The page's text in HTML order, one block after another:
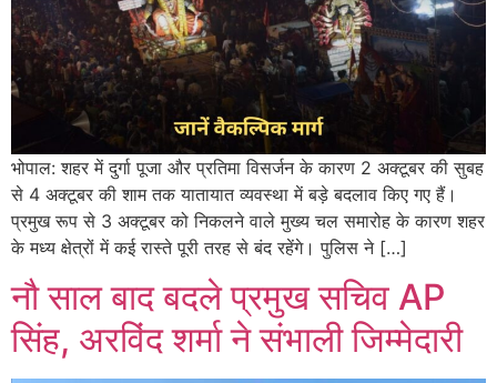
भोपाल: शहर में दुर्गा पूजा और प्रतिमा विसर्जन के कारण 2 अक्टूबर की सुबह
से 4 अक्टूबर की शाम तक यातायात व्यवस्था में बड़े बदलाव किए गए हैं।
प्रमुख रूप से 3 अक्टूबर को निकलने वाले मुख्य चल समारोह के कारण शहर
के मध्य क्षेत्रों में कई रास्ते पूरी तरह से बंद रहेंगे। पुलिस ने […]
नौ साल बाद बदले प्रमुख सचिव AP
सिंह, अरविंद शर्मा ने संभाली जिम्मेदारी